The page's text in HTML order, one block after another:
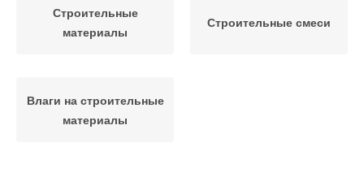
Строительные
материалы
Строительные смеси
Влаги на строительные
материалы